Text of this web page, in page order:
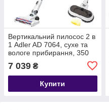
Вертикальний пилосос 2 в
1 Adler AD 7064, сухе та
вологе прибирання, 350
7 039 ₴
Купити